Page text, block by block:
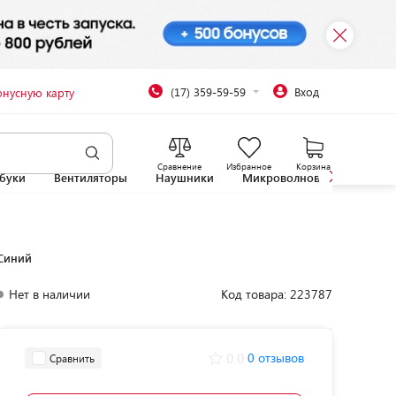
карту (17) 359-59-59 Вход
Сравнение Избранное Корзина
Вентиляторы Наушники Микроволновые печи
Нет в наличии Код товара: 223787
Сравнить 0 отзывов